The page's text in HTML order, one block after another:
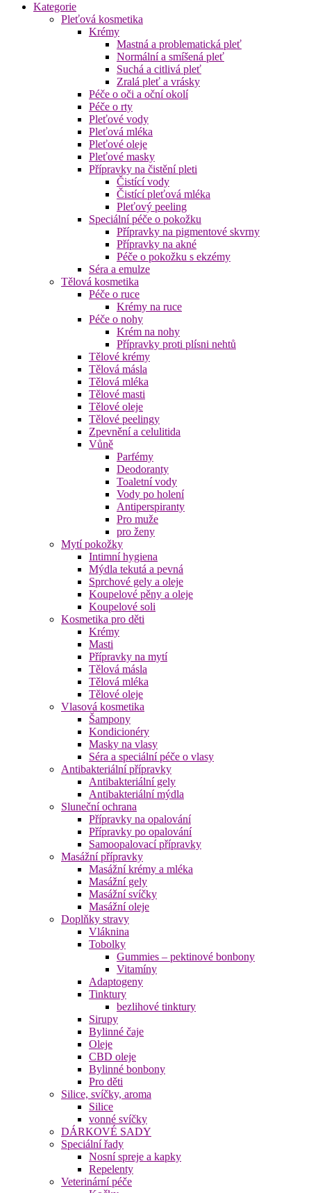
Kategorie
Pleťová kosmetika
Krémy
Mastná a problematická pleť
Normální a smíšená pleť
Suchá a citlivá pleť
Zralá pleť a vrásky
Péče o oči a oční okolí
Péče o rty
Pleťové vody
Pleťová mléka
Pleťové oleje
Pleťové masky
Přípravky na čistění pleti
Čistící vody
Čistící pleťová mléka
Pleťový peeling
Speciální péče o pokožku
Přípravky na pigmentové skvrny
Přípravky na akné
Péče o pokožku s ekzémy
Séra a emulze
Tělová kosmetika
Péče o ruce
Krémy na ruce
Péče o nohy
Krém na nohy
Přípravky proti plísni nehtů
Tělové krémy
Tělová másla
Tělová mléka
Tělové masti
Tělové oleje
Tělové peelingy
Zpevnění a celulitida
Vůně
Parfémy
Deodoranty
Toaletní vody
Vody po holení
Antiperspiranty
Pro muže
pro ženy
Mytí pokožky
Intimní hygiena
Mýdla tekutá a pevná
Sprchové gely a oleje
Koupelové pěny a oleje
Koupelové soli
Kosmetika pro děti
Krémy
Masti
Přípravky na mytí
Tělová másla
Tělová mléka
Tělové oleje
Vlasová kosmetika
Šampony
Kondicionéry
Masky na vlasy
Séra a speciální péče o vlasy
Antibakteriální přípravky
Antibakteriální gely
Antibakteriální mýdla
Sluneční ochrana
Přípravky na opalování
Přípravky po opalování
Samoopalovací přípravky
Masážní přípravky
Masážní krémy a mléka
Masážní gely
Masážní svíčky
Masážní oleje
Doplňky stravy
Vláknina
Tobolky
Gummies – pektinové bonbony
Vitamíny
Adaptogeny
Tinktury
bezlihové tinktury
Sirupy
Bylinné čaje
Oleje
CBD oleje
Bylinné bonbony
Pro děti
Silice, svíčky, aroma
Silice
vonné svíčky
DÁRKOVÉ SADY
Speciální řady
Nosní spreje a kapky
Repelenty
Veterinární péče